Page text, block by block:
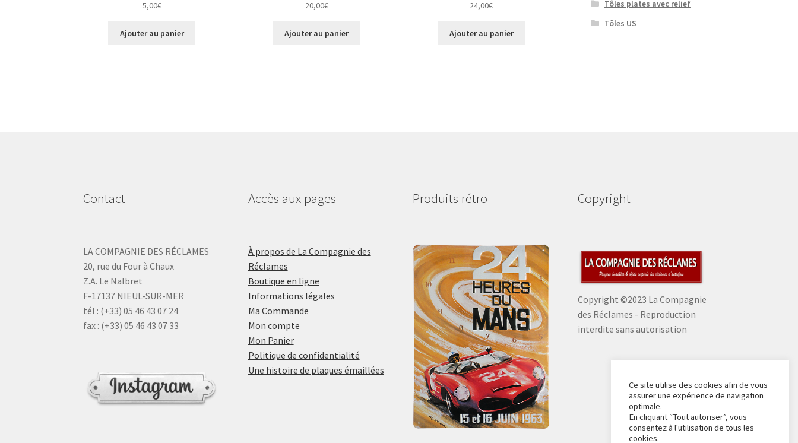
5,00€
Ajouter au panier
20,00€
Ajouter au panier
24,00€
Ajouter au panier
Tôles plates avec relief
Tôles US
Contact
LA COMPAGNIE DES RÉCLAMES
20, rue du Four à Chaux
Z.A. Le Nalbret
F-17137 NIEUL-SUR-MER
tél : (+33) 05 46 43 07 24
fax : (+33) 05 46 43 07 33
Accès aux pages
À propos de La Compagnie des
Réclames
Boutique en ligne
Informations légales
Ma Commande
Mon compte
Mon Panier
Politique de confidentialité
Une histoire de plaques émaillées
Produits rétro Copyright
Copyright ©2023 La Compagnie
des Réclames - Reproduction
interdite sans autorisation
Ce site utilise des cookies afin de vous
assurer une expérience de navigation
optimale.
En cliquant “Tout autoriser”, vous
consentez à l'utilisation de tous les
cookies.